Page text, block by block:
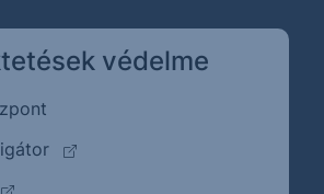
védelme
(külső oldalra ugrik)
(külső oldalra ugrik)